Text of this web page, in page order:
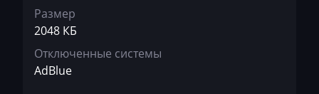
Bentley
BMW
Размер
2048 КБ
Отключенные системы
AdBlue